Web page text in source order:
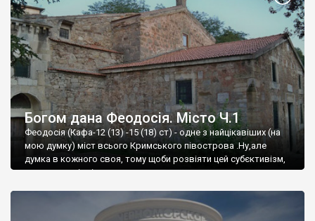
Богом дана Феодосія. Місто Ч.1
Феодосія (Кафа-12 (13) -15 (18) ст) - одне з найцікавіших (на
мою думку) міст всього Кримського півострова .Ну,але
думка в кожного своя, тому щоби розвіяти цей субєктивізм,
запрошую відвідати це